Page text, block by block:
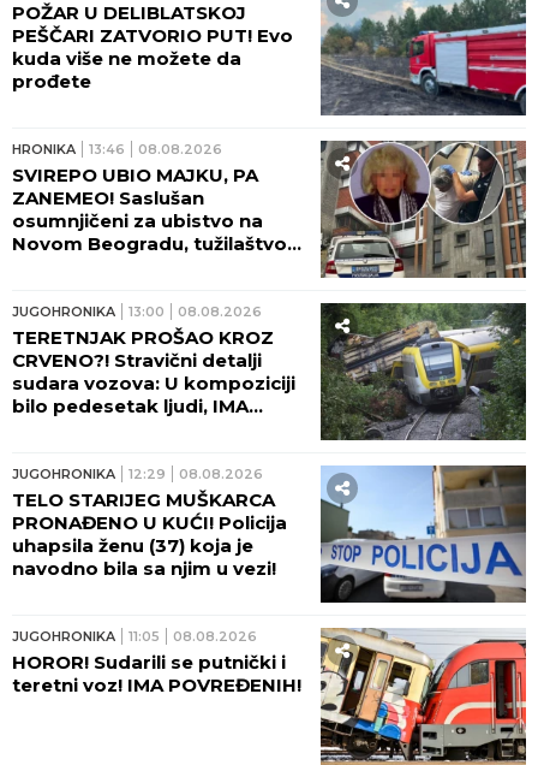
POŽAR U DELIBLATSKOJ
PEŠČARI ZATVORIO PUT! Evo
kuda više ne možete da
prođete
HRONIKA 13:46 08.08.2026
SVIREPO UBIO MAJKU, PA
ZANEMEO! Saslušan
osumnjičeni za ubistvo na
Novom Beogradu, tužilaštvo
JUGOHRONIKA 13:00 08.08.2026
TERETNJAK PROŠAO KROZ
CRVENO?! Stravični detalji
sudara vozova: U kompoziciji
bilo pedesetak ljudi, IMA
JUGOHRONIKA 12:29 08.08.2026
TELO STARIJEG MUŠKARCA
PRONAĐENO U KUĆI! Policija
uhapsila ženu (37) koja je
navodno bila sa njim u vezi!
JUGOHRONIKA 11:05 08.08.2026
HOROR! Sudarili se putnički i
teretni voz! IMA POVREĐENIH!